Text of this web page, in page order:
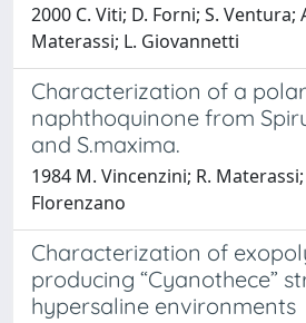
2000 C. Viti; D. Forni; S. Ventura;
Materassi; L. Giovannetti
Characterization of a polar
naphthoquinone from
and S.maxima.
1984 M. Vincenzini; R. Materassi;
Florenzano
Characterization of
producing “Cyanothece”
hypersaline environments